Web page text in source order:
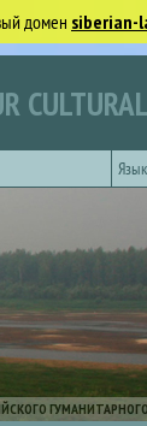
домен siberian-